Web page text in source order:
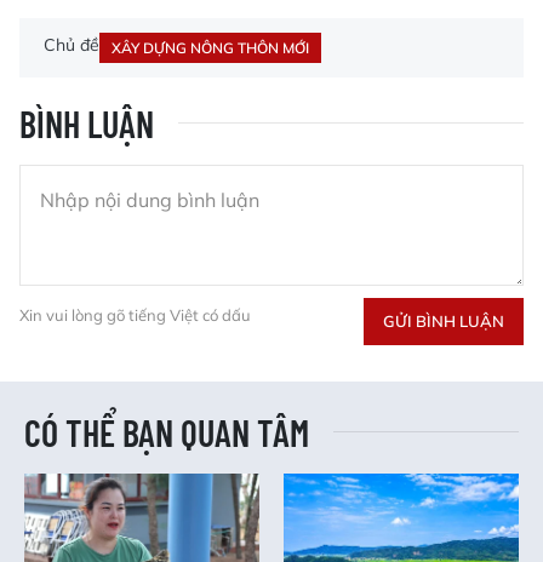
Chủ đề XÂY DỰNG NÔNG THÔN MỚI
BÌNH LUẬN
Xin vui lòng gõ tiếng Việt có dấu GỬI BÌNH LUẬN
CÓ THỂ BẠN QUAN TÂM